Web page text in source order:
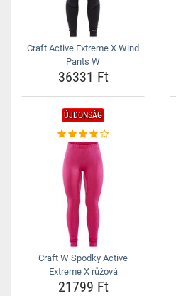
Craft Active Extreme X Wind
Pants W
36331 Ft
ÚJDONSÁG
Craft W Spodky Active
Extreme X růžová
21799 Ft